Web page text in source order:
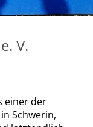
V.
einer der
Schwerin,